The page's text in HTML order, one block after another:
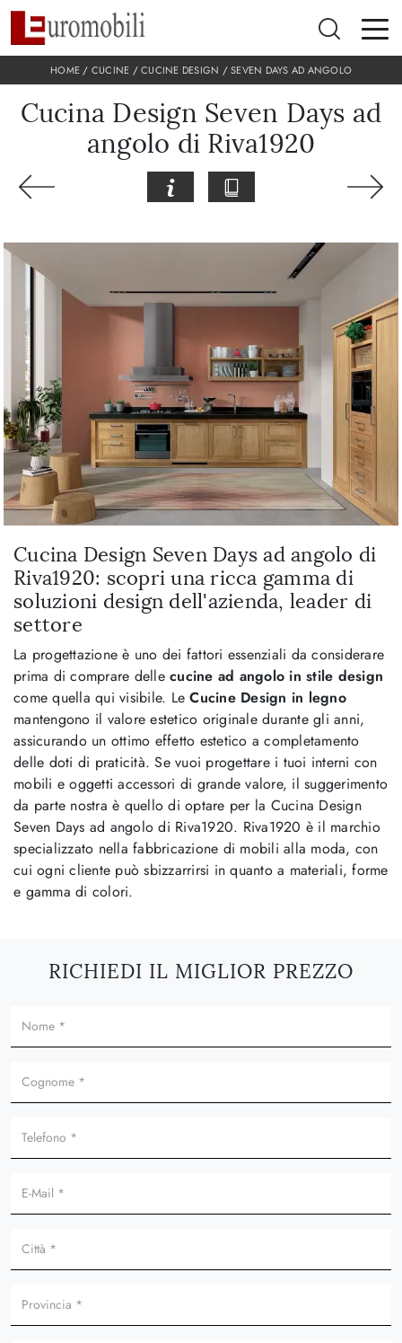
HOME / CUCINE /CUCINE DESIGN /SEVEN DAYS AD ANGOLO
Cucina Design Seven Days ad
angolo di Riva1920
Cucina Design Seven Days ad angolo di
Riva1920: scopri una ricca gamma di
soluzioni design dell'azienda, leader di
settore
La progettazione è uno dei fattori essenziali da considerare
prima di comprare delle cucine ad angolo in stile design
come quella qui visibile. LeCucine Design in legno
mantengono il valore estetico originale durante gli anni,
assicurando un ottimo effetto estetico a completamento
delle doti di praticità. Se vuoi progettare i tuoi interni con
mobili e oggetti accessori di grande valore, il suggerimento
da parte nostra è quello di optare per la Cucina Design
Seven Days ad angolo di Riva1920. Riva1920 è il marchio
specializzato nella fabbricazione di mobili alla moda, con
cui ogni cliente può sbizzarrirsi in quanto a materiali, forme
e gamma di colori.
RICHIEDI IL MIGLIOR PREZZO